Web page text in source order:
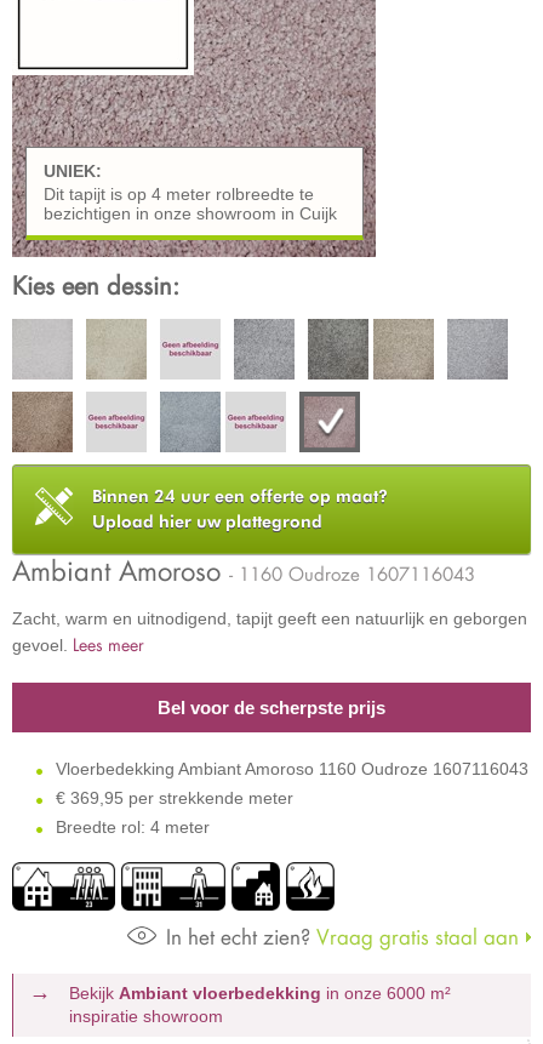
UNIEK:
Dit tapijt is op 4 meter rolbreedte te
bezichtigen in onze showroom in Cuijk
Kies een dessin:
Binnen 24 uur een offerte op maat?
Upload hier uw plattegrond
Ambiant Amoroso - 1160 Oudroze 1607116043
Zacht, warm en uitnodigend, tapijt geeft een natuurlijk en geborgen
gevoel. Lees meer
Bel voor de scherpste prijs
Vloerbedekking Ambiant Amoroso 1160 Oudroze 1607116043
€ 369,95 per strekkende meter
Breedte rol: 4 meter
In het echt zien? Vraag gratis staal aan
Bekijk Ambiant vloerbedekking in onze 6000 m²
inspiratie showroom